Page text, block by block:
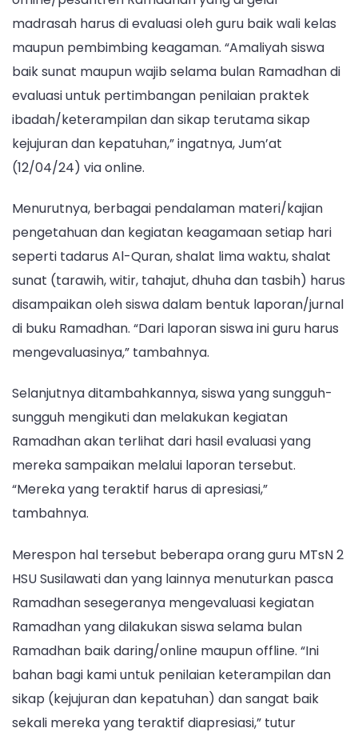
madrasah harus di evaluasi oleh guru baik wali kelas
maupun pembimbing keagaman. “Amaliyah siswa
baik sunat maupun wajib selama bulan Ramadhan di
evaluasi untuk pertimbangan penilaian praktek
ibadah/keterampilan dan sikap terutama sikap
kejujuran dan kepatuhan,” ingatnya, Jum’at
(12/04/24) via online.
Menurutnya, berbagai pendalaman materi/kajian
pengetahuan dan kegiatan keagamaan setiap hari
seperti tadarus Al-Quran, shalat lima waktu, shalat
sunat (tarawih, witir, tahajut, dhuha dan tasbih) harus
disampaikan oleh siswa dalam bentuk laporan/jurnal
di buku Ramadhan. “Dari laporan siswa ini guru harus
mengevaluasinya,” tambahnya.
Selanjutnya ditambahkannya, siswa yang sungguh-
sungguh mengikuti dan melakukan kegiatan
Ramadhan akan terlihat dari hasil evaluasi yang
mereka sampaikan melalui laporan tersebut.
“Mereka yang teraktif harus di apresiasi,”
tambahnya.
Merespon hal tersebut beberapa orang guru MTsN 2
HSU Susilawati dan yang lainnya menuturkan pasca
Ramadhan sesegeranya mengevaluasi kegiatan
Ramadhan yang dilakukan siswa selama bulan
Ramadhan baik daring/online maupun offline. “Ini
bahan bagi kami untuk penilaian keterampilan dan
sikap (kejujuran dan kepatuhan) dan sangat baik
sekali mereka yang teraktif diapresiasi,” tutur